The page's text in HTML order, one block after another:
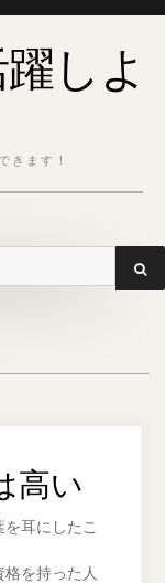
しよ
きます！
高い
耳にしたこ
を持った人